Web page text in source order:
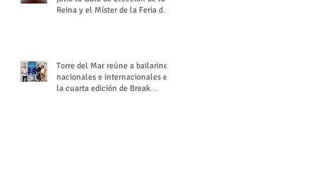
Reina y el Míster de la Feria de
Torre del Mar reúne a bailarines
nacionales e internacionales en
la cuarta edición de Break